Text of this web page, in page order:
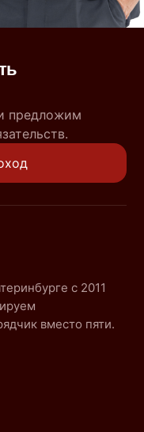
предложим
с 2011
вместо пяти.